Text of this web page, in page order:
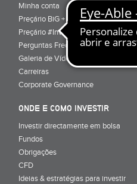
Minha conta
Preçário BiG +
Preçário #Investe_no_Futuro
Perguntas Frequentes
Galeria de Vídeos
Carreiras
Corporate Governance
ONDE E COMO INVESTIR
Investir directamente em bolsa
Fundos
Obrigações
CFD
Ideias & estratégias para investir